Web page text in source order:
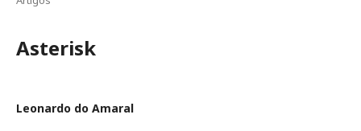
Asterisk
Leonardo do Amaral